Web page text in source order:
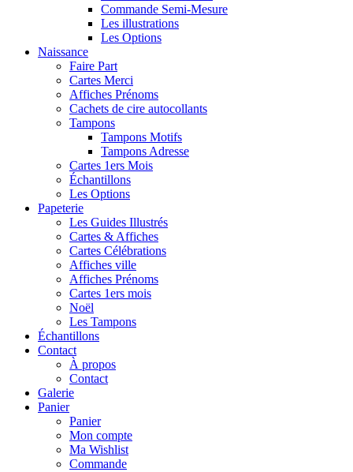
Commande Semi-Mesure
Les illustrations
Les Options
Naissance
Faire Part
Cartes Merci
Affiches Prénoms
Cachets de cire autocollants
Tampons
Tampons Motifs
Tampons Adresse
Cartes 1ers Mois
Échantillons
Les Options
Papeterie
Les Guides Illustrés
Cartes & Affiches
Cartes Célébrations
Affiches ville
Affiches Prénoms
Cartes 1ers mois
Noël
Les Tampons
Échantillons
Contact
À propos
Contact
Galerie
Panier
Panier
Mon compte
Ma Wishlist
Commande